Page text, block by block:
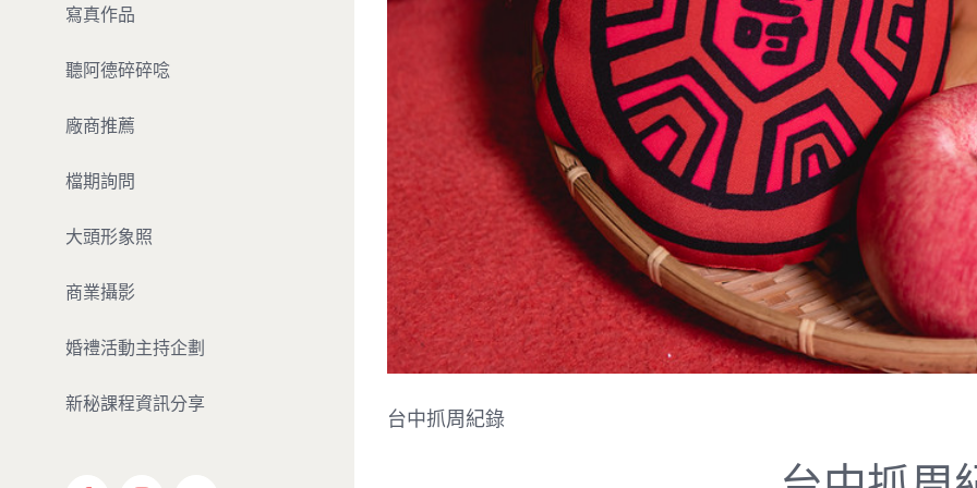
寫真作品
聽阿德碎碎唸
廠商推薦
檔期詢問
大頭形象照
商業攝影
婚禮活動主持企劃
新秘課程資訊分享
台中抓周紀錄